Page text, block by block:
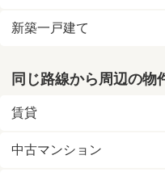
新築一戸建て
同じ路線から周辺の物
賃貸
中古マンション